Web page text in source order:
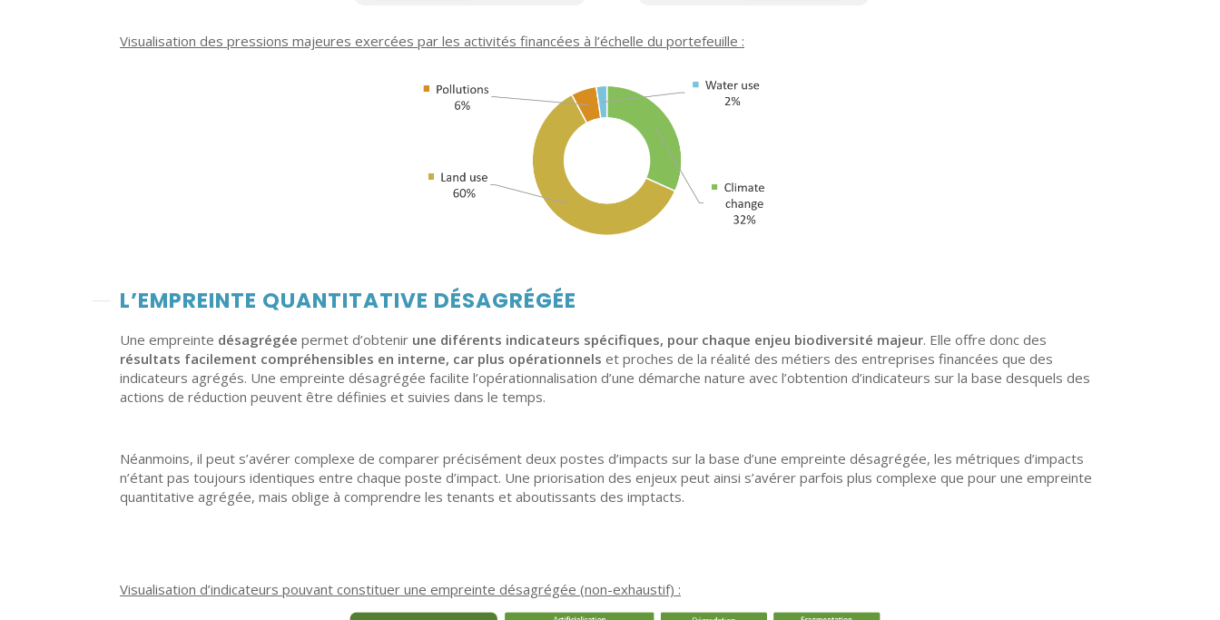
Visualisation des pressions majeures exercées par les activités financées à l’échelle du portefeuille :
L’EMPREINTE QUANTITATIVE DÉSAGRÉGÉE
Une empreinte désagrégée permet d’obtenir une diférents indicateurs spécifiques, pour chaque enjeu biodiversité majeur. Elle offre donc des
résultats facilement compréhensibles en interne, car plus opérationnels et proches de la réalité des métiers des entreprises financées que des
indicateurs agrégés. Une empreinte désagrégée facilite l’opérationnalisation d’une démarche nature avec l’obtention d’indicateurs sur la base desquels des
actions de réduction peuvent être définies et suivies dans le temps.
Néanmoins, il peut s’avérer complexe de comparer précisément deux postes d’impacts sur la base d’une empreinte désagrégée, les métriques d’impacts
n’étant pas toujours identiques entre chaque poste d’impact. Une priorisation des enjeux peut ainsi s’avérer parfois plus complexe que pour une empreinte
quantitative agrégée, mais oblige à comprendre les tenants et aboutissants des imptacts.
Visualisation d’indicateurs pouvant constituer une empreinte désagrégée (non-exhaustif) :